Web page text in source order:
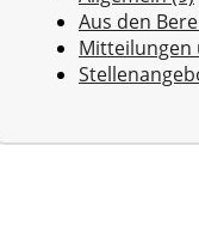
Aus den
Mitteilungen